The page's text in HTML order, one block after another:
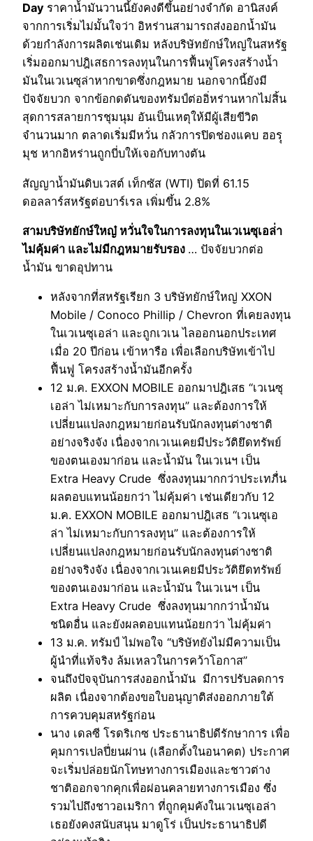
Day ราคาน้ำมันวานนี้ยังคงดีขึ้นอย่างจำกัด อานิสงค์
จากการเริ่มไม่มั้นใจว่า อิหร่านสามารถส่งออกน้ำมัน
ด้วยกำลังการผลิตเช่นเดิม หลังบริษัทยักษ์ใหญ่ในสหรัฐ
เริ่มออกมาปฎิเสธการลงทุนในการฟื้นฟูโครงสร้างน้ำ
มันในเวเนซุล่าหากขาดซึ่งกฎหมาย นอกจากนี้ยังมี
ปัจจัยบวก จากข้อกดดันของทรัมป์ต่ออิ่หร่านหากไม่สิ้น
สุดการสลายการชุมนุม อันเป็นเหตุให้มีผู้เสียขีวิต
จำนวนมาก ตลาดเริ่มมีหวั่น กลัวการปิดช่องแคบ ฮอรฺุ
มุช หากอิหร่านถูกบี่บให้เจอกับทางตัน
สัญญาน้ำมันดิบเวสต์ เท็กซัส (WTI) ปิดที่ 61.15
ดอลลาร์สหรัฐต่อบาร์เรล เพิ่มขึ้น 2.8%
สามบริษัทยักษ์ใหญ๋ หวั่นใจในการลงทุนในเวเนซุเอล่่า
ไม่คุ้มค่า และไม่มีกฎหมายรับรอง … ปัจจัยบวกต่อ
น้ำมัน ขาดอุปทาน
หลังจากที่สหรัฐเรียก 3 บริษัทยักษ์ใหญ่ XXON
Mobile / Conoco Phillip / Chevron ที่เคยลงทุน
ในเวเนซุเอล่า และถูกเวเน ไลออกนอกประเทศ
เมื่อ 20 ปีก่อน เข้าหารือ เพื่อเลือกบริษัทเข้าไป
ฟื้นฟู โครงสร้างน้ำมันอีกครั้ง
12 ม.ค. EXXON MOBILE ออกมาปฎิเสธ “เวเนซุ
เอล่า ไม่เหมาะกับการลงทุน” และต้องการให้
เปลี่ยนแปลงกฎหมายก่อนรับนักลงทุนต่างชาติ
อย่างจริงจัง เนื่องจากเวเนเคยมีประวัติยึดทรัพย์
ของตนเองมาก่อน และน้ำมัน ในเวเนฯ เป็น
Extra Heavy Crude ซึ่งลงทุนมากกว่าประเทภื่น
ผลตอบแทนน้อยกว่า ไม่คุ้มค่า เช่นเดียวกับ 12
ม.ค. EXXON MOBILE ออกมาปฎิเสธ “เวเนซุเอ
ล่า ไม่เหมาะกับการลงทุน” และต้องการให้
เปลี่ยนแปลงกฎหมายก่อนรับนักลงทุนต่างชาติ
อย่างจริงจัง เนื่องจากเวเนเคยมีประวัติยึดทรัพย์
ของตนเองมาก่อน และน้ำมัน ในเวเนฯ เป็น
Extra Heavy Crude ซึ่งลงทุนมากกว่าน้ำมัน
ชนิดอื่น และยังผลตอบแทนน้อยกว่า ไม่คุ้มค่า
13 ม.ค. ทรัมป์ ไม่พอใจ “บริษัทยังไม่มีความเป็น
ผู้นำที่แท้จริง ล้มเหลวในการคว้าโอกาส”
จนถึงปัจจุบันการส่งออกน้ำมัน มีการปรับลดการ
ผลิต เนื่องจากต้องขอใบอนุญาติส่งออกภายใต้
การควบคุมสหรัฐก่อน
นาง เดลซี โรดริเกซ ประธานาธิปดีรักษาการ เพื่อ
คุมการเปลปี่ยนผ่าน (เลือกตั้งในอนาคต) ประกาศ
จะเริ่มปล่อยนักโทษทางการเมืองและชาวต่าง
ชาติออกจากคุกเพื่อผ่อนคลายทางการเมือง ซึ่ง
รวมไปถึงชาวอเมริกา ที่ถูกคุมคังในเวเนซุเอล่า
เธอยังคงสนับสนุน มาดูโร่ เป็นประธานาธิปดี